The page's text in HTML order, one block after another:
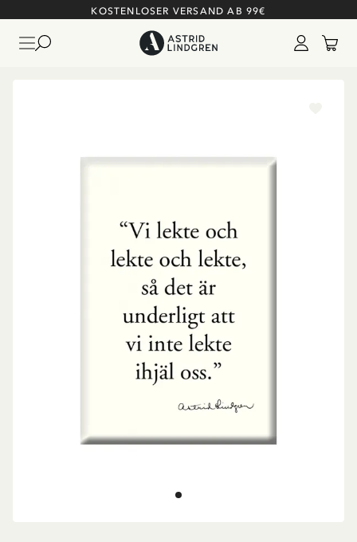
KOSTENLOSER VERSAND AB 99€